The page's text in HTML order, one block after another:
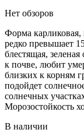
Нет обзоров
Форма карликовая,
редко превышает
блестящая,
к почве, любит
близких к корням
подойдет
солнечных
Морозостойкость
В наличии